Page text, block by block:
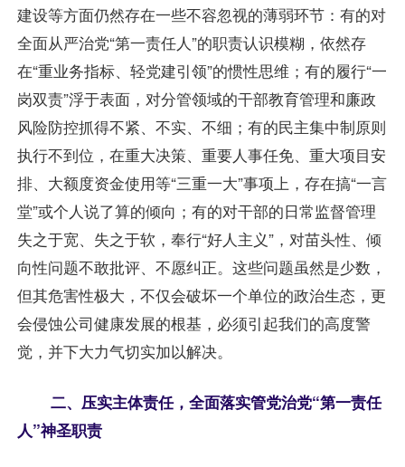
建设等方面仍然存在一些不容忽视的薄弱环节：有的对
全面从严治党“第一责任人”的职责认识模糊，依然存
在“重业务指标、轻党建引领”的惯性思维；有的履行“一
岗双责”浮于表面，对分管领域的干部教育管理和廉政
风险防控抓得不紧、不实、不细；有的民主集中制原则
执行不到位，在重大决策、重要人事任免、重大项目安
排、大额度资金使用等“三重一大”事项上，存在搞“一言
堂”或个人说了算的倾向；有的对干部的日常监督管理
失之于宽、失之于软，奉行“好人主义”，对苗头性、倾
向性问题不敢批评、不愿纠正。这些问题虽然是少数，
但其危害性极大，不仅会破坏一个单位的政治生态，更
会侵蚀公司健康发展的根基，必须引起我们的高度警
觉，并下大力气切实加以解决。
二、压实主体责任，全面落实管党治党“第一责任
人”神圣职责